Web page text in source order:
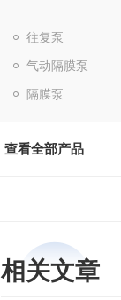
往复泵
气动隔膜泵
隔膜泵
查看全部产品
相关文章